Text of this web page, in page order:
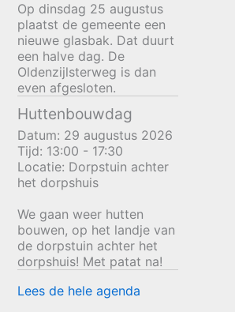
Op dinsdag 25 augustus
plaatst de gemeente een
nieuwe glasbak. Dat duurt
een halve dag. De
Oldenzijlsterweg is dan
even afgesloten.
Huttenbouwdag
Datum: 29 augustus 2026
Tijd: 13:00 - 17:30
Locatie: Dorpstuin achter
het dorpshuis
We gaan weer hutten
bouwen, op het landje van
de dorpstuin achter het
dorpshuis! Met patat na!
Lees de hele agenda